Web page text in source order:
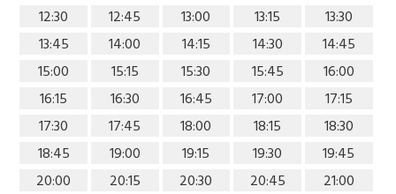
12:30
12:45 13:00 13:15
13:30
13:45
14:00 14:15 14:30
14:45
15:00
15:15 15:30 15:45
16:00
16:15
16:30 16:45 17:00
17:15
17:30
17:45 18:00 18:15
18:30
18:45
19:00 19:15 19:30
19:45
20:00
20:15 20:30 20:45 21:00